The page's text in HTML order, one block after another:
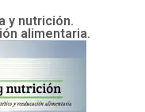
y nutrición.
alimentaria.